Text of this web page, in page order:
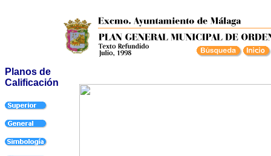
Planos de
Calificación